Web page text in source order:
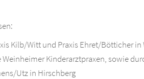
Kilb/Witt und Praxis Ehret/Bötticher in
Kinderarztpraxen, sowie
Utz in Hirschberg